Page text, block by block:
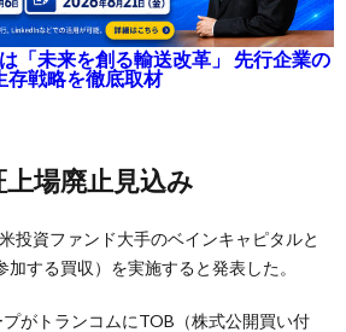
「未来を創る輸送改革」 先行企業の
存戦略を徹底取材
上場廃止見込み
投資ファンド大手のベインキャピタルと
する買収）を実施すると発表した。
がトランコムにTOB（株式公開買い付